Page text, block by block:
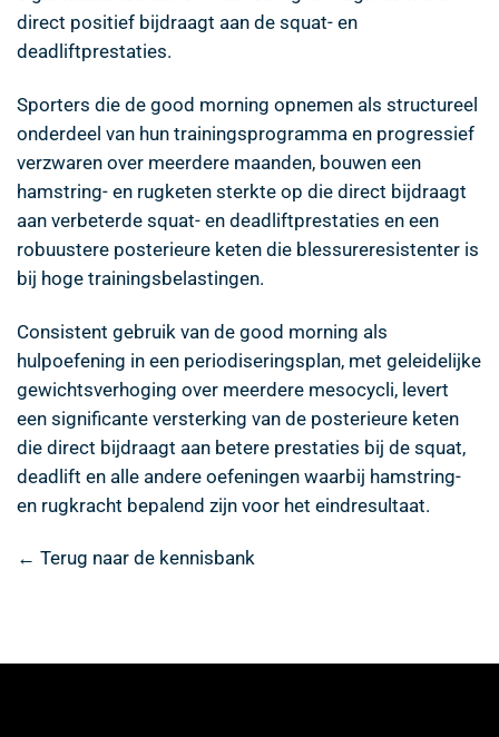
direct positief bijdraagt aan de squat- en
deadliftprestaties.
Sporters die de good morning opnemen als structureel
onderdeel van hun trainingsprogramma en progressief
verzwaren over meerdere maanden, bouwen een
hamstring- en rugketen sterkte op die direct bijdraagt
aan verbeterde squat- en deadliftprestaties en een
robuustere posterieure keten die blessureresistenter is
bij hoge trainingsbelastingen.
Consistent gebruik van de good morning als
hulpoefening in een periodiseringsplan, met geleidelijke
gewichtsverhoging over meerdere mesocycli, levert
een significante versterking van de posterieure keten
die direct bijdraagt aan betere prestaties bij de squat,
deadlift en alle andere oefeningen waarbij hamstring-
en rugkracht bepalend zijn voor het eindresultaat.
← Terug naar de kennisbank